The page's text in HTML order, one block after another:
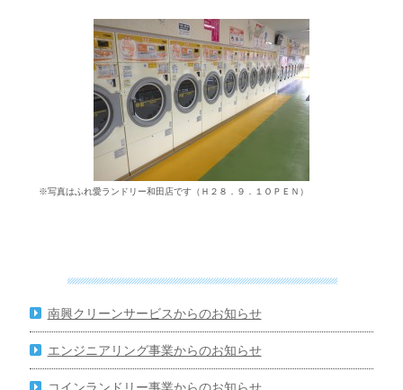
※写真はふれ愛ランドリー和田店です（Ｈ２８．９．１ＯＰＥＮ）
南興クリーンサービスからのお知らせ
エンジニアリング事業からのお知らせ